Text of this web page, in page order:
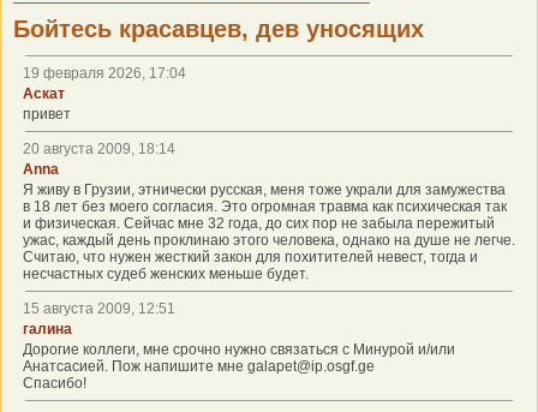
Бойтесь красавцев, дев уносящих
19 февраля 2026, 17:04
Аскат
привет
20 августа 2009, 18:14
Anna
Я живу в Грузии, этнически русская, меня тоже украли для замужества
в 18 лет без моего согласия. Это огромная травма как психическая так
и физическая. Сейчас мне 32 года, до сих пор не забыла пережитый
ужас, каждый день проклинаю этого человека, однако на душе не легче.
Считаю, что нужен жесткий закон для похитителей невест, тогда и
несчастных судеб женских меньше будет.
15 августа 2009, 12:51
галина
Дорогие коллеги, мне срочно нужно связаться с Минурой и/или
Анатсасией. Пож напишите мне galapet@ip.osgf.ge
Спасибо!